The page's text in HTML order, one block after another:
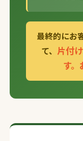
最終的にお
て、 片付
す。